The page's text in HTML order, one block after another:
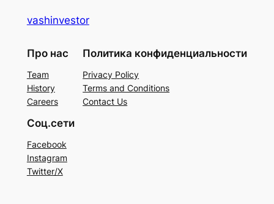
vashinvestor
Про нас
Team
History
Careers
Политика конфиденциальности
Privacy Policy
Terms and Conditions
Contact Us
Соц.сети
Facebook
Instagram
Twitter/X